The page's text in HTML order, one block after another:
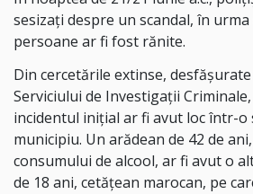
sesizați despre un scandal, în
persoane ar fi fost rănite.
Din cercetările extinse,
Serviciului de Investigații
incidentul inițial ar fi avut loc într-o
municipiu. Un arădean de 42 de
consumului de alcool, ar fi avut o
de 18 ani, cetățean marocan, pe